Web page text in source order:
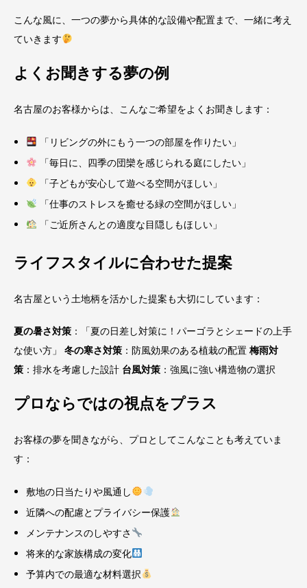
こんな風に、一つの夢から具体的な設備や配置まで、一緒に考え
ていきます
よくお聞きする夢の例
名古屋のお客様からは、こんなご希望をよくお聞きします：
「リビングの外にもう一つの部屋を作りたい」
「毎日に、四季の団欒を感じられる庭にしたい」
「子どもが安心して遊べる空間がほしい」
「仕事のストレスを癒せる緑の空間がほしい」
「ご近所さんとの適度な目隠しもほしい」
ライフスタイルに合わせた提案
名古屋という土地柄を活かした提案も大切にしています：
夏の暑さ対策 ：「夏の日差し対策に！パーゴラとシェードの上手
な使い方」 冬の寒さ対策 ：防風効果のある植栽の配置 梅雨対
策 ：排水を考慮した設計 台風対策 ：強風に強い構造物の選択
プロならではの視点をプラス
お客様の夢を聞きながら、プロとしてこんなことも考えていま
す：
敷地の日当たりや風通し
近隣への配慮とプライバシー保護
メンテナンスのしやすさ
将来的な家族構成の変化
予算内での最適な材料選択